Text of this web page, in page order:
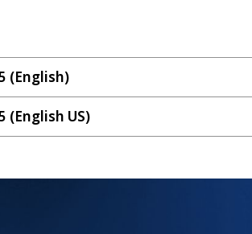
(English)
(English US)